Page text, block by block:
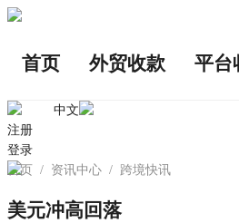
首页 外贸收款 平台
中文
注册
登录
首页
/ 资讯中心 / 跨境快讯
美元冲高回落